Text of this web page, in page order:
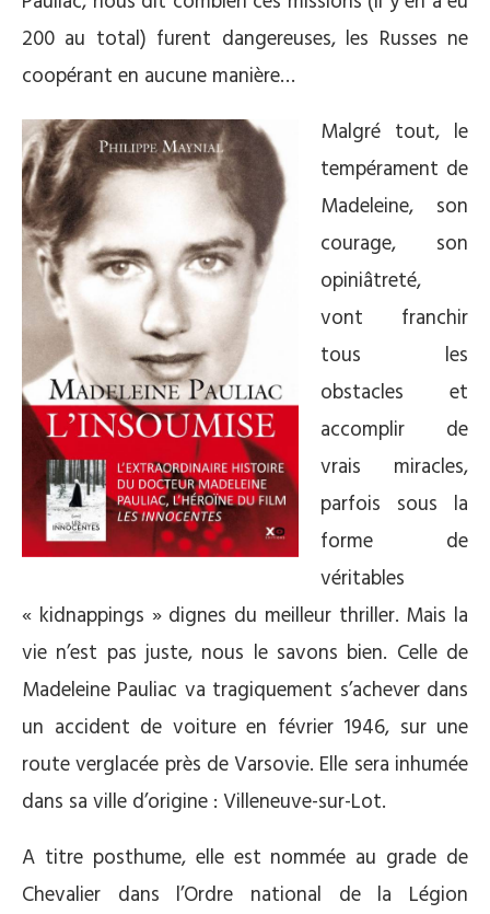
200 au total) furent dangereuses, les Russes ne
coopérant en aucune manière…
Malgré tout, le
tempérament de
Madeleine, son
courage, son
opiniâtreté,
vont franchir
tous les
obstacles et
accomplir de
vrais miracles,
parfois sous la
forme de
véritables
« kidnappings » dignes du meilleur thriller. Mais la
vie n’est pas juste, nous le savons bien. Celle de
Madeleine Pauliac va tragiquement s’achever dans
un accident de voiture en février 1946, sur une
route verglacée près de Varsovie. Elle sera inhumée
dans sa ville d’origine : Villeneuve-sur-Lot.
A titre posthume, elle est nommée au grade de
Chevalier dans l’Ordre national de la Légion